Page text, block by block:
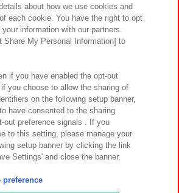
サステナビリティ サイトポリシー
ウェブアクセシビリティ方針と検証結果
とともに
対応方針 よくあるご質問・お問い合わせ
Namco Amusement Inc.
Namco Amusement Lab Inc.
about how we use cookies and
each cookie. You have the right to opt
information with our partners.
Share My Personal Information] to
if you have enabled the opt-out
you choose to allow the sharing of
on the following setup banner,
have consented to the sharing
out preference signals . If you
to this setting, please manage your
setup banner by clicking the link
Settings' and close the banner.
preference